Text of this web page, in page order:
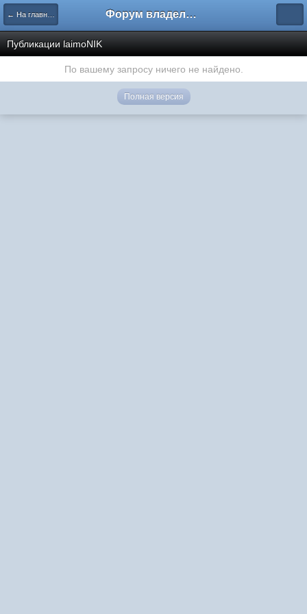
← На главную Форум владельцев интернет-магазинов
Публикации laimoNIK
По вашему запросу ничего не найдено.
Полная версия